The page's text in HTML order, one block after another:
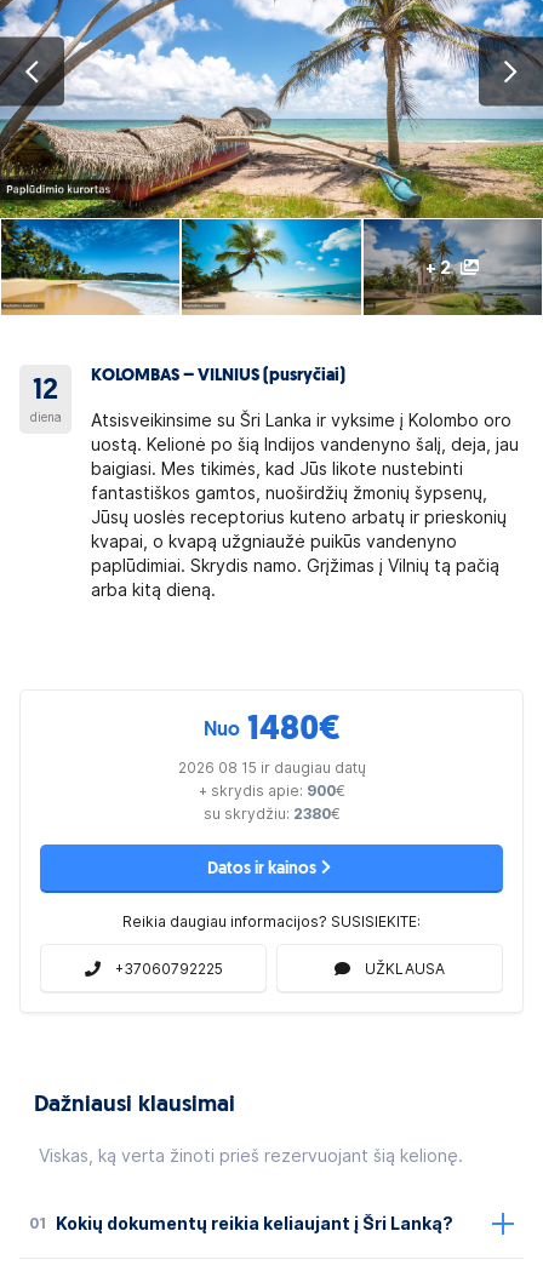
+ 2
12
diena
KOLOMBAS – VILNIUS (pusryčiai)
Atsisveikinsime su Šri Lanka ir vyksime į Kolombo oro
uostą. Kelionė po šią Indijos vandenyno šalį, deja, jau
baigiasi. Mes tikimės, kad Jūs likote nustebinti
fantastiškos gamtos, nuoširdžių žmonių šypsenų,
Jūsų uoslės receptorius kuteno arbatų ir prieskonių
kvapai, o kvapą užgniaužė puikūs vandenyno
paplūdimiai. Skrydis namo. Grįžimas į Vilnių tą pačią
arba kitą dieną.
Nuo 1480€
2026 08 15 ir daugiau datų
+ skrydis apie: 900€
su skrydžiu: 2380€
Datos ir kainos
Reikia daugiau informacijos? SUSISIEKITE:
+37060792225 UŽKLAUSA
Dažniausi klausimai
Viskas, ką verta žinoti prieš rezervuojant šią kelionę.
01 Kokių dokumentų reikia keliaujant į Šri Lanką?